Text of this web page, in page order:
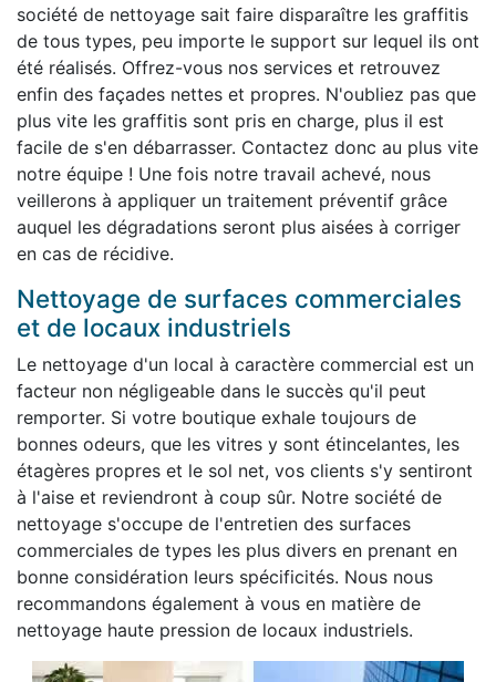
société de nettoyage sait faire disparaître les graffitis
de tous types, peu importe le support sur lequel ils ont
été réalisés. Offrez-vous nos services et retrouvez
enfin des façades nettes et propres. N'oubliez pas que
plus vite les graffitis sont pris en charge, plus il est
facile de s'en débarrasser. Contactez donc au plus vite
notre équipe ! Une fois notre travail achevé, nous
veillerons à appliquer un traitement préventif grâce
auquel les dégradations seront plus aisées à corriger
en cas de récidive.
Nettoyage de surfaces commerciales
et de locaux industriels
Le nettoyage d'un local à caractère commercial est un
facteur non négligeable dans le succès qu'il peut
remporter. Si votre boutique exhale toujours de
bonnes odeurs, que les vitres y sont étincelantes, les
étagères propres et le sol net, vos clients s'y sentiront
à l'aise et reviendront à coup sûr. Notre société de
nettoyage s'occupe de l'entretien des surfaces
commerciales de types les plus divers en prenant en
bonne considération leurs spécificités. Nous nous
recommandons également à vous en matière de
nettoyage haute pression de locaux industriels.